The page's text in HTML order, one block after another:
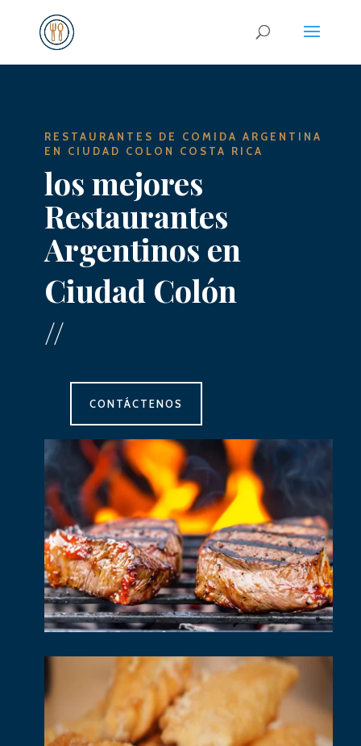
RESTAURANTES DE COMIDA ARGENTINA
EN CIUDAD COLON COSTA RICA
los mejores
Restaurantes
Argentinos en
Ciudad Colón
//
CONTÁCTENOS